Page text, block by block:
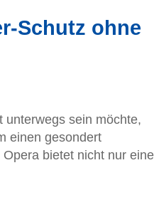
Schutz ohne
unterwegs sein möchte,
einen gesondert
bietet nicht nur